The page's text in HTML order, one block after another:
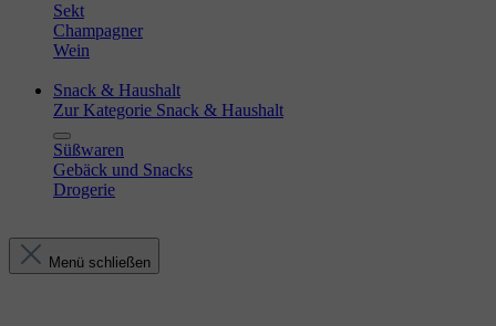
Sekt
Champagner
Wein
Snack & Haushalt
Zur Kategorie Snack & Haushalt
Süßwaren
Gebäck und Snacks
Drogerie
Menü schließen